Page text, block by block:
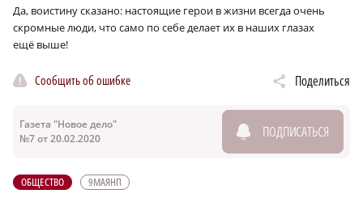
Да, воистину сказано: настоящие герои в жизни всегда очень
скромные люди, что само по себе делает их в наших глазах
ещё выше!
Сообщить об ошибке Поделиться
Газета "Новое дело"
№7 от 20.02.2020
ПОДПИСАТЬСЯ
ОБЩЕСТВО 9МАЯНП